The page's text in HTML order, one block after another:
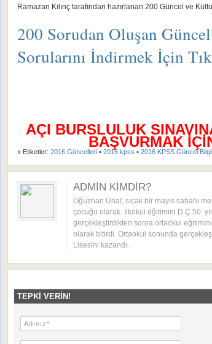
Ramazan Kılınç tarafından hazırlanan 200 Güncel ve
200 Sorudan Oluşan
Sorularını İndirmek İçin
AÇI BURSLULUK
BAŞVURMAK
» Etiketler: 2016 Güncelleri • 2016 kpss • 2016 KPSS Güncel
ADMIN KIMDIR?
Oğuzhan Ünal; sıcak bir mayıs sabahı
çocuğu olarak. İlkokul eğitimini D.Ç 50.
gerçekleştirdikten sonra ortaokul
olarak bitirdi. Ortaokul sonunda
Lisesini kazandı.
TEPKI VERIN!